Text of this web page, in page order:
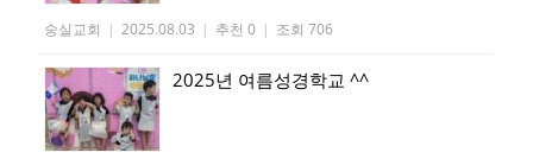
숭실교회 | 2025.08.03 | 추천 0 | 조회 706
2025년 여름성경학교 ^^